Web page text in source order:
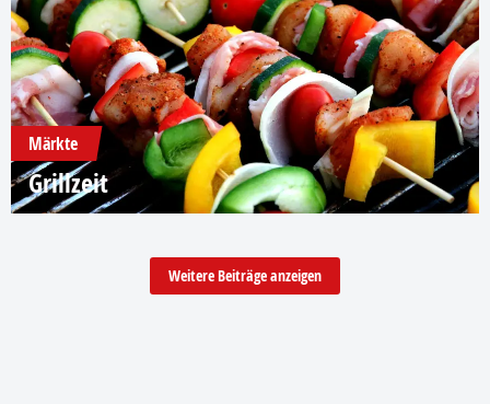
Märkte
Grillzeit
Weitere Beiträge anzeigen